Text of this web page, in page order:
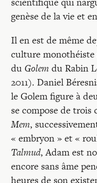
genèse de la vie et
Il en est de même
culture
du Golem du Rabin
2011). Daniel
le Golem figure à
se compose de trois
Mem,
« embryon » et «
Talmud, Adam est
encore sans âme
heures de son